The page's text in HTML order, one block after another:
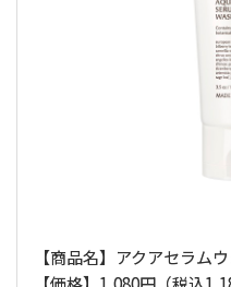
【商品名】アクアセラム